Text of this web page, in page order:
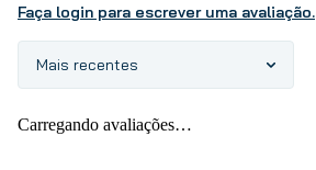
Faça login para escrever uma avaliação.
Mais recentes
Carregando avaliações…